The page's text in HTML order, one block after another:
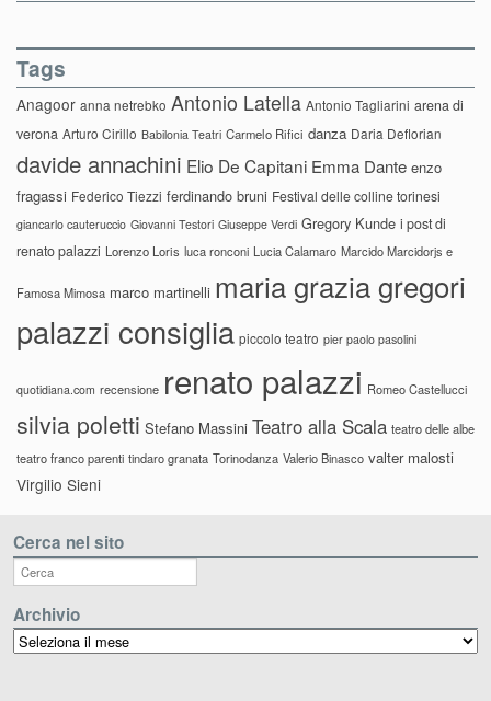
Tags
Anagoor anna netrebko Antonio Latella Antonio Tagliarini arena di
verona Arturo Cirillo Babilonia Teatri Carmelo Rifici danza Daria Deflorian
davide annachini Elio De Capitani Emma Dante enzo
fragassi Federico Tiezzi ferdinando bruni Festival delle colline torinesi
giancarlo cauteruccio Giovanni Testori Giuseppe Verdi Gregory Kunde i post di
renato palazzi Lorenzo Loris luca ronconi Lucia Calamaro Marcido Marcidorjs e
Famosa Mimosa marco martinelli maria grazia gregori
palazzi consiglia piccolo teatro pier paolo pasolini
quotidiana.com recensione renato palazzi Romeo Castellucci
silvia poletti Stefano Massini Teatro alla Scala teatro delle albe
teatro franco parenti tindaro granata Torinodanza Valerio Binasco valter malosti
Virgilio Sieni
Cerca nel sito
Archivio
Archivio